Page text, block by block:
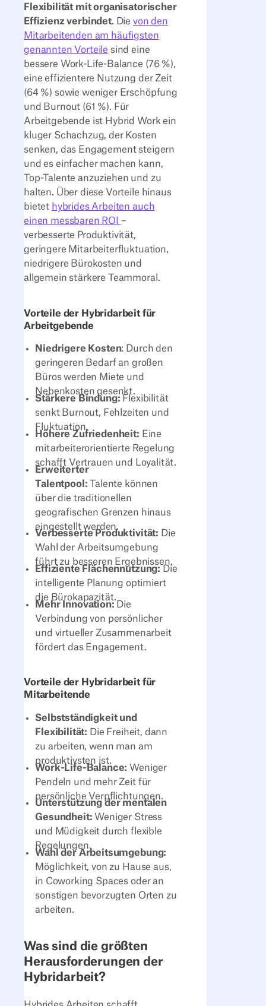
Flexibilität mit organisatorischer
Effizienz verbindet. Dievon den
Mitarbeitenden am häufigsten
genannten Vorteile sind eine
bessere Work-Life-Balance (76 %),
eine effizientere Nutzung der Zeit
(64 %) sowie weniger Erschöpfung
und Burnout (61 %). Für
Arbeitgebende ist Hybrid Work ein
kluger Schachzug, der Kosten
senken, das Engagement steigern
und es einfacher machen kann,
Top-Talente anzuziehen und zu
halten. Über diese Vorteile hinaus
bietet hybrides Arbeiten auch
einen messbaren ROI –
verbesserte Produktivität,
geringere Mitarbeiterfluktuation,
niedrigere Bürokosten und
allgemein stärkere Teammoral.
Vorteile der Hybridarbeit für
Arbeitgebende
Niedrigere Kosten: Durch den
geringeren Bedarf an großen
Büros werden Miete und
Nebenkosten gesenkt.
Stärkere Bindung: Flexibilität
senkt Burnout, Fehlzeiten und
Fluktuation.
Höhere Zufriedenheit: Eine
mitarbeiterorientierte Regelung
schafft Vertrauen und Loyalität.
Erweiterter
Talentpool: Talente können
über die traditionellen
geografischen Grenzen hinaus
eingestellt werden.
Verbesserte Produktivität: Die
Wahl der Arbeitsumgebung
führt zu besseren Ergebnissen.
Effiziente Flächennutzung: Die
intelligente Planung optimiert
die Bürokapazität.
Mehr Innovation: Die
Verbindung von persönlicher
und virtueller Zusammenarbeit
fördert das Engagement.
Vorteile der Hybridarbeit für
Mitarbeitende
Selbstständigkeit und
Flexibilität: Die Freiheit, dann
zu arbeiten, wenn man am
produktivsten ist.
Work-Life-Balance: Weniger
Pendeln und mehr Zeit für
persönliche Verpflichtungen.
Unterstützung der mentalen
Gesundheit: Weniger Stress
und Müdigkeit durch flexible
Regelungen.
Wahl der Arbeitsumgebung:
Möglichkeit, von zu Hause aus,
in Coworking Spaces oder an
sonstigen bevorzugten Orten zu
arbeiten.
Was sind die größten
Herausforderungen der
Hybridarbeit?